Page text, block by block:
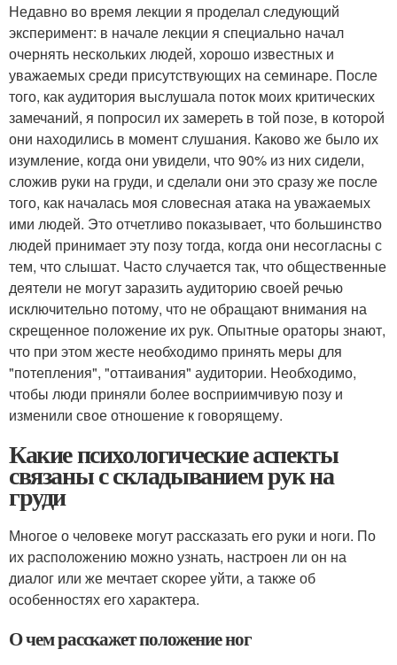
Недавно во время лекции я проделал следующий
эксперимент: в начале лекции я специально начал
очернять нескольких людей, хорошо известных и
уважаемых среди присутствующих на семинаре. После
того, как аудитория выслушала поток моих критических
замечаний, я попросил их замереть в той позе, в которой
они находились в момент слушания. Каково же было их
изумление, когда они увидели, что 90% из них сидели,
сложив руки на груди, и сделали они это сразу же после
того, как началась моя словесная атака на уважаемых
ими людей. Это отчетливо показывает, что большинство
людей принимает эту позу тогда, когда они несогласны с
тем, что слышат. Часто случается так, что общественные
деятели не могут заразить аудиторию своей речью
исключительно потому, что не обращают внимания на
скрещенное положение их рук. Опытные ораторы знают,
что при этом жесте необходимо принять меры для
"потепления", "оттаивания" аудитории. Необходимо,
чтобы люди приняли более восприимчивую позу и
изменили свое отношение к говорящему.
Какие психологические аспекты
связаны с складыванием рук на
груди
Многое о человеке могут рассказать его руки и ноги. По
их расположению можно узнать, настроен ли он на
диалог или же мечтает скорее уйти, а также об
особенностях его характера.
О чем расскажет положение ног